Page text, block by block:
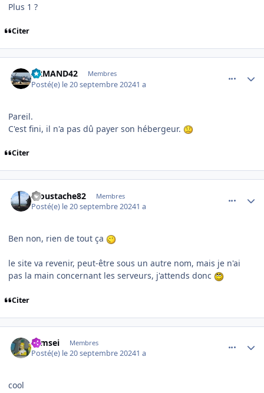
Plus 1 ?
Citer
ARMAND42 Membres
Posté(e) le 20 septembre 20241 a
Pareil.
C'est fini, il n'a pas dû payer son hébergeur.
Citer
moustache82 Membres
Posté(e) le 20 septembre 20241 a
Ben non, rien de tout ça
le site va revenir, peut-être sous un autre nom, mais je n'ai
pas la main concernant les serveurs, j'attends donc
Citer
symsei Membres
Posté(e) le 20 septembre 20241 a
cool